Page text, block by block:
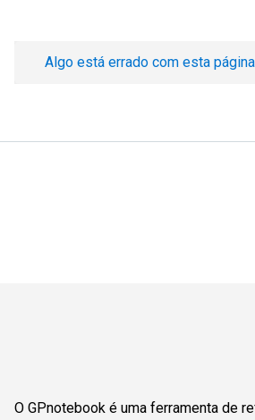
Algo está errado com esta
O GPnotebook é uma ferramenta de